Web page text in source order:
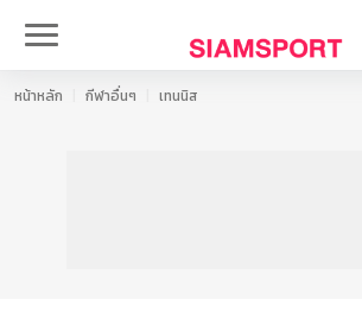
หน้าหลัก กีฬาอื่นๆ เทนนิส